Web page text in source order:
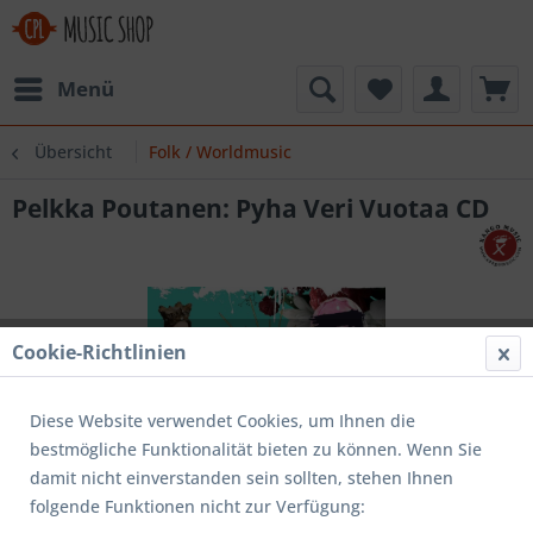
Menü
Übersicht Folk / Worldmusic
Pelkka Poutanen: Pyha Veri Vuotaa CD
Cookie-Richtlinien
Diese Website verwendet Cookies, um Ihnen die
bestmögliche Funktionalität bieten zu können. Wenn Sie
damit nicht einverstanden sein sollten, stehen Ihnen
folgende Funktionen nicht zur Verfügung: